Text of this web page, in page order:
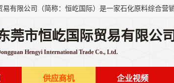
莞市恒屹国际贸易有限公司
Hengyi International Trade Co., Ltd.
供应商机 企业视频